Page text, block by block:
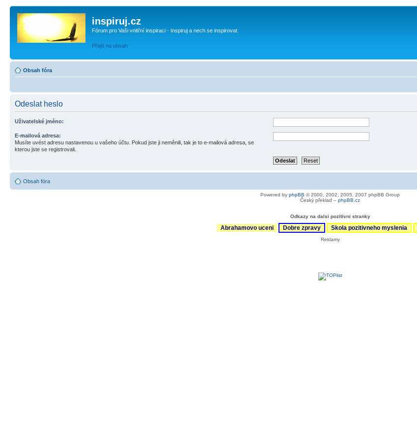
inspiruj.cz
Fórum pro Vaši vnitřní inspiraci - Inspiruj a nech se inspirovat.
Přejít na obsah
Obsah fóra
Odeslat heslo
Uživatelské jméno:
E-mailová adresa:
Musíte uvést adresu nastavenou u vašeho účtu. Pokud jste ji neměnili, tak je to e-mailová adresa, se
kterou jste se registrovali.
Obsah fóra
Powered by phpBB © 2000, 2002, 2005, 2007 phpBB Group
Český překlad – phpBB.cz
Odkazy na dalsi pozitivni stranky
Abrahamovo uceni Dobre zpravy Skola pozitivneho myslenia
Reklamy